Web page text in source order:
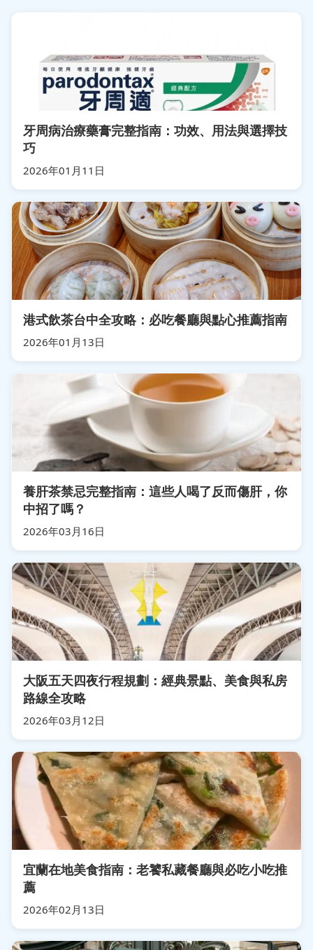
牙周病治療藥膏完整指南：功效、用法與選擇技
巧
2026年01月11日
港式飲茶台中全攻略：必吃餐廳與點心推薦指南
2026年01月13日
養肝茶禁忌完整指南：這些人喝了反而傷肝，你
中招了嗎？
2026年03月16日
大阪五天四夜行程規劃：經典景點、美食與私房
路線全攻略
2026年03月12日
宜蘭在地美食指南：老饕私藏餐廳與必吃小吃推
薦
2026年02月13日